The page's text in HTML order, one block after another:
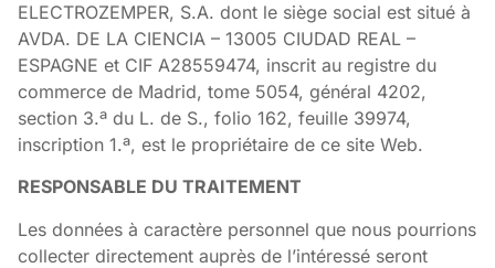
ELECTROZEMPER, S.A. dont le siège social est situé à
AVDA. DE LA CIENCIA – 13005 CIUDAD REAL –
ESPAGNE et CIF A28559474, inscrit au registre du
commerce de Madrid, tome 5054, général 4202,
section 3.ª du L. de S., folio 162, feuille 39974,
inscription 1.ª, est le propriétaire de ce site Web.
RESPONSABLE DU TRAITEMENT
Les données à caractère personnel que nous pourrions
collecter directement auprès de l’intéressé seront